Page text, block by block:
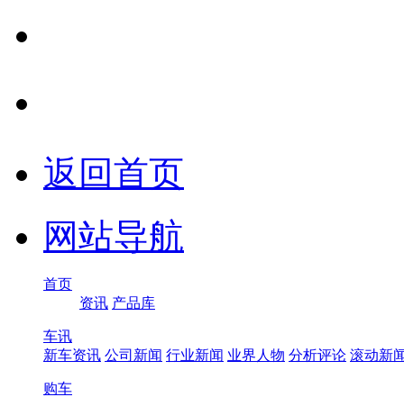
返回首页
网站导航
首页
资讯 产品库
车讯
新车资讯 公司新闻 行业新闻 业界人物 分析评论 滚动新
购车